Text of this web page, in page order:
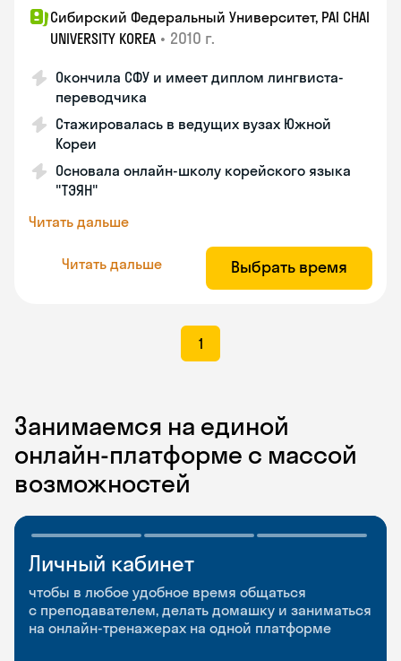
Сибирский Федеральный Университет, PAI CHAI
UNIVERSITY KOREA • 2010 г.
Окончила СФУ и имеет диплом лингвиста-
переводчика
Стажировалась в ведущих вузах Южной
Кореи
Основала онлайн-школу корейского языка
"ТЭЯН"
Читать дальше
Читать дальше Выбрать время
1
Занимаемся на единой
онлайн-платформе с массой
возможностей
Личный кабинет
чтобы в любое удобное время общаться
с преподавателем, делать домашку и заниматься
на онлайн-тренажерах на одной платформе
Мобильное
приложение
чтобы заниматься и изучать новые слова где
и когда удобно
Разговорные клубы
и Talks
Групповые занятия для разговорной практики
и индивидуальные встречи с преподавателями